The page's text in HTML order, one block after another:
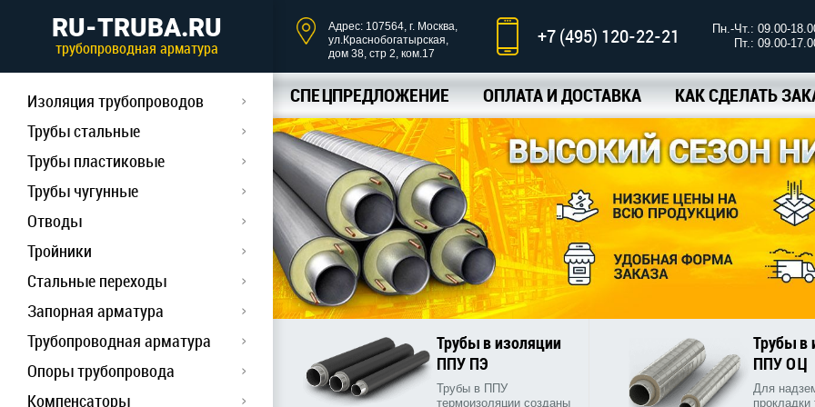
RU-TRUBA.RU
трубопроводная арматура
Изоляция трубопроводов
Трубы стальные
Трубы пластиковые
Трубы чугунные
Отводы
Тройники
Стальные переходы
Запорная арматура
Трубопроводная арматура
Опоры трубопровода
Компенсаторы
Адрес: 107564, г. Москва,
ул.Краснобогатырская,
дом 38, стр 2, ком.17
+7 (495) 120-22-21
Пн.-Чт.: 09.00-
Пт.: 09.00-
СПЕЦПРЕДЛОЖЕНИЕ ОПЛАТА И ДОСТАВКА КАК СДЕЛАТЬ
Трубы в изоляции
ППУ ПЭ
Трубы в ППУ
термоизоляции созданы
Трубы в
ППУ ОЦ
Для
прокладки